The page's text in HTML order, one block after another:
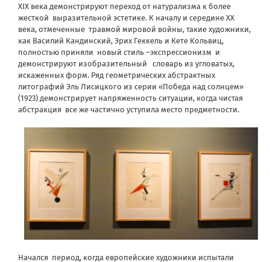
XIX века демонстрируют переход от натурализма к более
жесткой выразительной эстетике. К началу и середине ХХ
века, отмеченные травмой мировой войны, такие художники,
как Василий Кандинский, Эрих Геккель и Кете Кольвиц,
полностью приняли новый стиль –экспрессионизм и
демонстрируют изобразительный
словарь из угловатых,
искаженных форм. Ряд геометрических абстрактных
литографий Эль Лисицкого из серии «Победа над солнцем»
(1923) демонстрирует напряженность ситуации, когда чистая
абстракция все же частично уступила место предметности.
Начался период, когда европейские художники испытали